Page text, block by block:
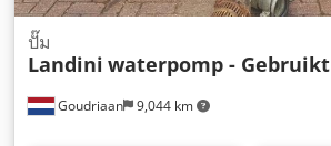
Goudriaan 9,044 km
ปั๊ม
Landini waterpomp - Gebruikt